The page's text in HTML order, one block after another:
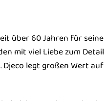
über 60 Jahren für
mit viel Liebe zum
legt großen Wert